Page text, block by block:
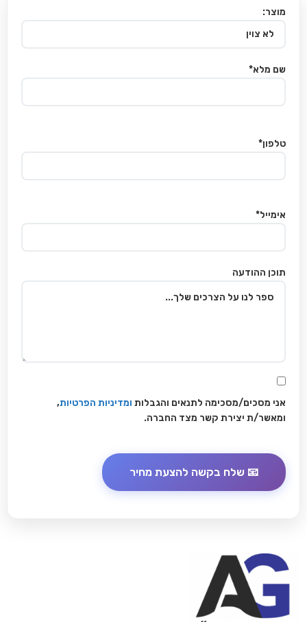
מוצר:
שם מלא*
טלפון*
אימייל*
תוכן ההודעה
אני מסכים/מסכימה לתנאים והגבלות ומדיניות הפרטיות,
ומאשר/ת יצירת קשר מצד החברה.